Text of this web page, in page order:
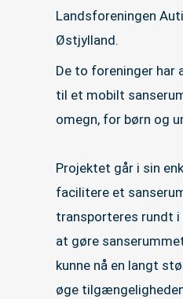
Landsforeningen
Østjylland.
De to foreninger har
til et mobilt
omegn, for børn og
Projektet går i sin
facilitere et
transporteres rundt
at gøre
kunne nå en langt
øge